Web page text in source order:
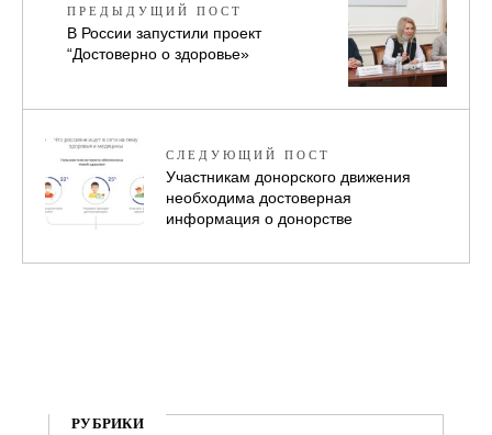
ПРЕДЫДУЩИЙ ПОСТ
В России запустили проект
“Достоверно о здоровье»
СЛЕДУЮЩИЙ ПОСТ
Участникам донорского движения
необходима достоверная
информация о донорстве
РУБРИКИ